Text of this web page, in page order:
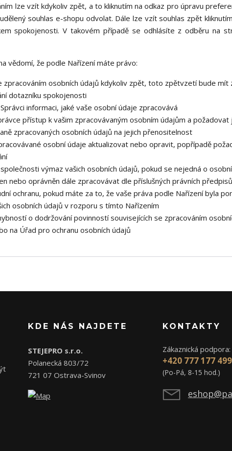
lze vzít kdykoliv zpět, a to kliknutím na odkaz pro úpravu
souhlas e-shopu odvolat. Dále lze vzít souhlas zpět
spokojenosti. V takovém případě se odhlásíte z odběru na
vědomí, že podle Nařízení máte právo:
zpracováním osobních údajů kdykoliv zpět, toto zpětvzetí bude mít
dotazníku spokojenosti
informaci, jaké vaše osobní údaje zpracovává
přístup k vašim zpracovávaným osobním údajům a požadovat
zpracovaných osobních údajů na jejich přenositelnost
osobní údaje aktualizovat nebo opravit, popřípadě
výmaz vašich osobních údajů, pokud se nejedná o
nebo oprávněn dále zpracovávat dle příslušných právních předpisů
ochranu, pokud máte za to, že vaše práva podle Nařízení byla
osobních údajů v rozporu s tímto Nařízením
o dodržování povinností souvisejících se zpracováním
na Úřad pro ochranu osobních údajů
KDE NÁS NAJDETE
STEJEPRO s.r.o.
Polanecká 803/72
721 07 Ostrava-Svinov
KONTAKTY
Zákaznická podpora:
+420 777 177 499
(Po-Pá, 8-15 hod.)